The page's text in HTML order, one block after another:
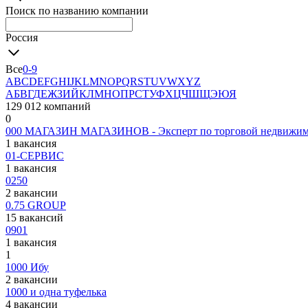
Поиск по названию компании
Россия
Все0-9
ABCDEFGHIJKLMNOPQRSTUVWXYZ
АБВГДЕЖЗИЙКЛМНОПРСТУФХЦЧШЩЭЮЯ
129 012 компаний
0
000 МАГАЗИН МАГАЗИНОВ - Эксперт по торговой
1 вакансия
01-СЕРВИС
1 вакансия
0250
2 вакансии
0.75 GROUP
15 вакансий
0901
1 вакансия
1
1000 Ибу
2 вакансии
1000 и одна туфелька
4 вакансии